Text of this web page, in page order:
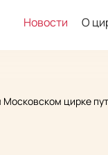
Новости О
цирке